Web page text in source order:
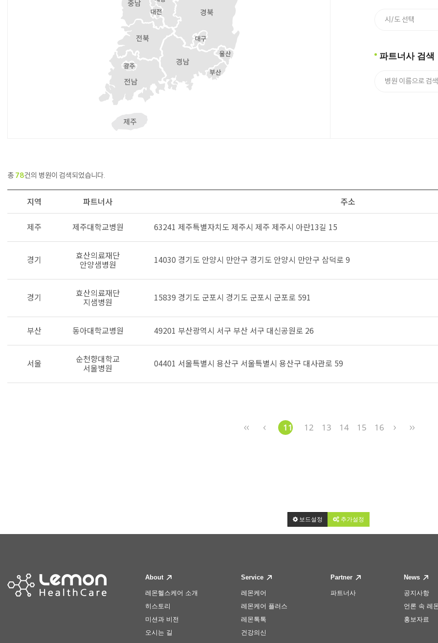
파트너사 검색
총 78건의 병원이 검색되었습니다.
지역 파트너사 주소
제주 제주대학교병원 63241 제주특별자치도 제주시 제주 제주시 아란13길 15
경기 효산의료재단
안양샘병원 14030 경기도 안양시 만안구 경기도 안양시 만안구 삼덕로 9
경기 효산의료재단
지샘병원 15839 경기도 군포시 경기도 군포시 군포로 591
부산 동아대학교병원 49201 부산광역시 서구 부산 서구 대신공원로 26
서울 순천향대학교
서울병원 04401 서울특별시 용산구 서울특별시 용산구 대사관로 59
11 12 13 14 15 16
보드설정 추가설정
About
레몬헬스케어 소개
히스토리
미션과 비전
오시는 길
Service
레몬케어
레몬케어 플러스
레몬톡톡
건강의신
Partner
파트너사
News
공지사항
언론 속 레
홍보자료